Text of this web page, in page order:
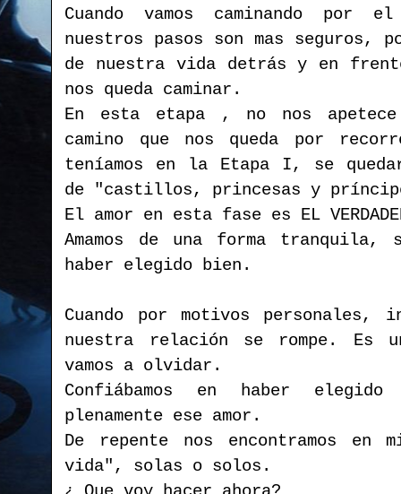
Cuando vamos caminando
nuestros pasos son mas seguros,
de nuestra vida detrás y en
nos queda caminar.
En esta etapa , no nos
camino que nos queda por
teníamos en la Etapa I, se
de "castillos, princesas y
El amor en esta fase es EL
Amamos de una forma tranquila,
haber elegido bien.
Cuando por motivos
nuestra relación se rompe. Es
vamos a olvidar.
Confiábamos en haber
plenamente ese amor.
De repente nos encontramos en
vida", solas o solos.